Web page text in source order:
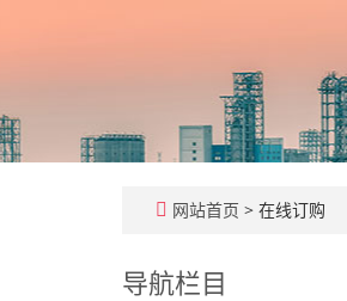
网站首页 > 在线订购
导航栏目